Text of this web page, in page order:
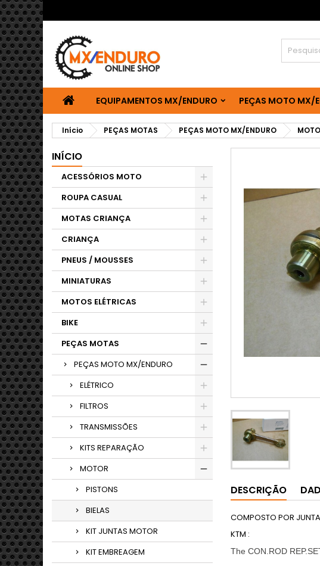
EQUIPAMENTOS MX/ENDURO PEÇAS MOTO MX/
Início PEÇAS MOTAS PEÇAS MOTO MX/ENDURO
INÍCIO
ACESSÓRIOS MOTO
ROUPA CASUAL
MOTAS CRIANÇA
CRIANÇA
PNEUS / MOUSSES
MINIATURAS
MOTOS ELÉTRICAS
BIKE
PEÇAS MOTAS
PEÇAS MOTO MX/ENDURO
ELÉTRICO
FILTROS
TRANSMISSÕES
KITS REPARAÇÃO
MOTOR
PISTONS
BIELAS
KIT JUNTAS MOTOR
KIT EMBREAGEM
DESCRIÇÃO
COMPOSTO POR
KTM :
The CON.ROD